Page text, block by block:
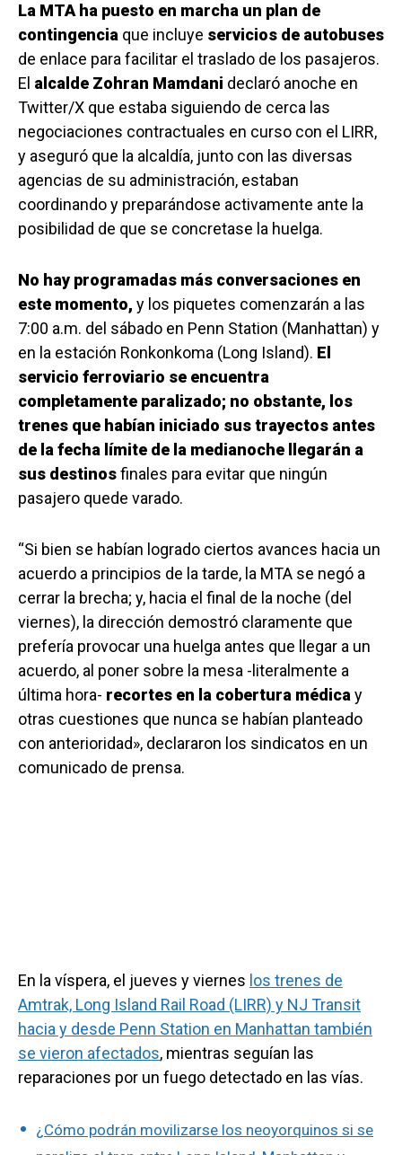
La MTA ha puesto en marcha un plan de
contingencia que incluye servicios de autobuses
de enlace para facilitar el traslado de los pasajeros.
El alcalde Zohran Mamdani declaró anoche en
Twitter/X que estaba siguiendo de cerca las
negociaciones contractuales en curso con el LIRR,
y aseguró que la alcaldía, junto con las diversas
agencias de su administración, estaban
coordinando y preparándose activamente ante la
posibilidad de que se concretase la huelga.
No hay programadas más conversaciones en
este momento, y los piquetes comenzarán a las
7:00 a.m. del sábado en Penn Station (Manhattan) y
en la estación Ronkonkoma (Long Island). El
servicio ferroviario se encuentra
completamente paralizado; no obstante, los
trenes que habían iniciado sus trayectos antes
de la fecha límite de la medianoche llegarán a
sus destinosfinales para evitar que ningún
pasajero quede varado.
“Si bien se habían logrado ciertos avances hacia un
acuerdo a principios de la tarde, la MTA se negó a
cerrar la brecha; y, hacia el final de la noche (del
viernes), la dirección demostró claramente que
prefería provocar una huelga antes que llegar a un
acuerdo, al poner sobre la mesa -literalmente a
última hora- recortes en la cobertura médica y
otras cuestiones que nunca se habían planteado
con anterioridad», declararon los sindicatos en un
comunicado de prensa.
En la víspera, el jueves y viernes los trenes de
Amtrak, Long Island Rail Road (LIRR) y NJ Transit
hacia y desde Penn Station en Manhattan también
se vieron afectados, mientras seguían las
reparaciones por un fuego detectado en las vías.
¿Cómo podrán movilizarse los neoyorquinos si se